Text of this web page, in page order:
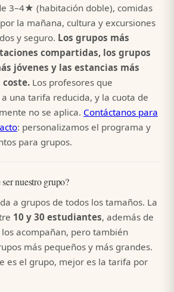
3–4★ (habitación doble), comidas
la mañana, cultura y excursiones
y seguro. Los grupos más
compartidas, los grupos
jóvenes y las estancias más
coste. Los profesores que
una tarifa reducida, y la cuota de
no se aplica. Contáctanos para
: personalizamos el programa y
para grupos.
nuestro grupo?
a grupos de todos los tamaños. La
10 y 30 estudiantes, además de
acompañan, pero también
más pequeños y más grandes.
es el grupo, mejor es la tarifa por